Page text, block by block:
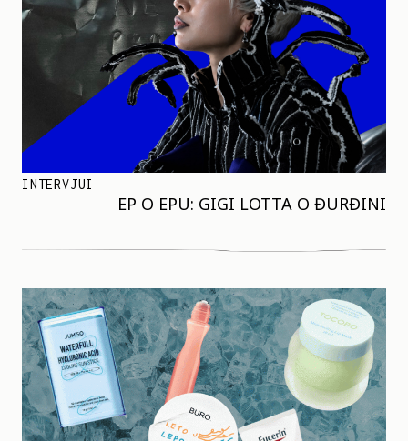
INTERVJUI
EP O EPU: GIGI LOTTA O ĐURĐINI